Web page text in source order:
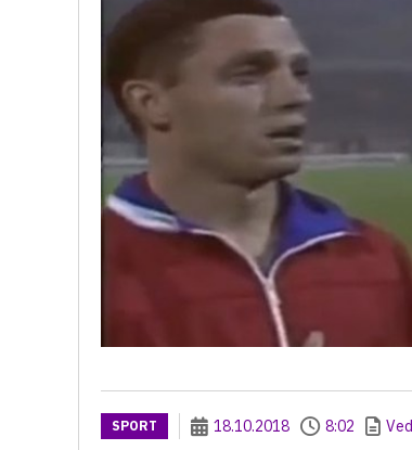
SPORT 18.10.2018 8:02